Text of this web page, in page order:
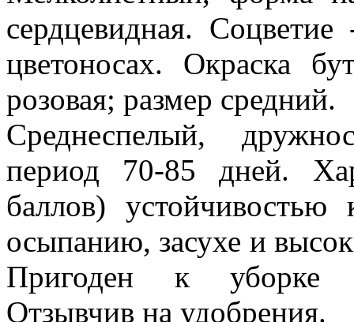
сердцевидная.
цветоносах. Окраска
розовая; размер средний.
Среднеспелый,
период 70-85 дней.
баллов)
осыпанию, засухе и
Пригоден к уборке
Отзывчив на удобрения.